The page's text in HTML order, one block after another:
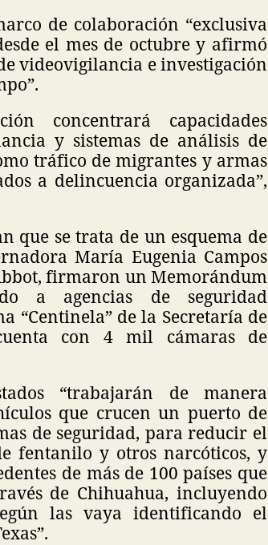
de colaboración “exclusiva
el mes de octubre y afirmó
videovigilancia e investigación
concentrará capacidades
y sistemas de análisis de
tráfico de migrantes y armas
a delincuencia organizada”,
que se trata de un esquema de
María Eugenia Campos
firmaron un Memorándum
a agencias de seguridad
“Centinela” de la Secretaría de
con 4 mil cámaras de
“trabajarán de manera
que crucen un puerto de
de seguridad, para reducir el
fentanilo y otros narcóticos, y
de más de 100 países que
de Chihuahua, incluyendo
las vaya identificando el